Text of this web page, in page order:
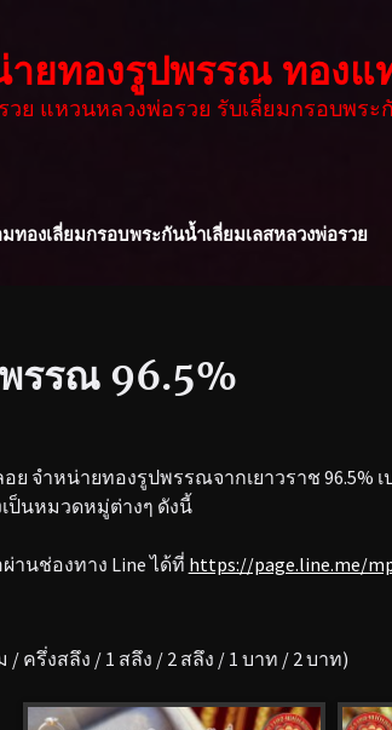
ยทองรูปพรรณ ทองแ
วย แหวนหลวงพ่อรวย รับเลี่ยมกรอบพระ
ทองเลี่ยมกรอบพระกันน้ำเลี่ยมเลสหลวงพ่อรวย
รรณ 96.5%
ย จำหน่ายทองรูปพรรณจากเยาวราช 96.5%
ป็นหมวดหมู่ต่างๆ ดังนี้
านช่องทาง Line ได้ที่ https://page.line.me/
ครึ่งสลึง / 1 สลึง / 2 สลึง / 1 บาท / 2 บาท)